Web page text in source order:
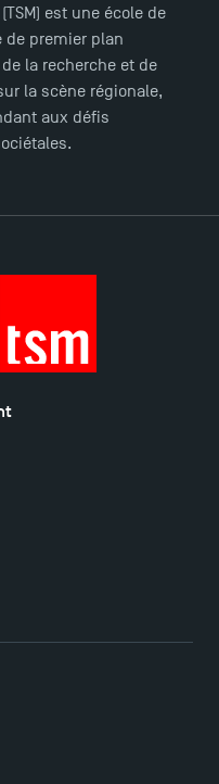
est une école de
premier plan
la recherche et de
la scène régionale,
aux défis